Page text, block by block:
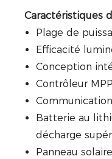
Caractéristiques
Plage de
Efficacité
Conception
Contrôleur
Batterie au
décharge
Panneau